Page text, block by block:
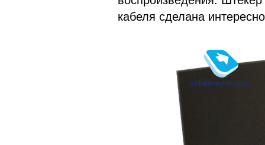
кабеля сделана